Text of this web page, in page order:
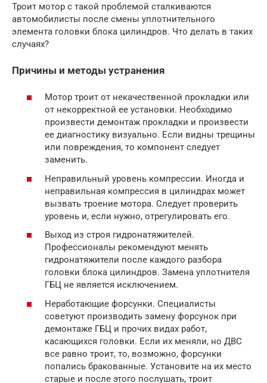
Троит мотор с такой проблемой сталкиваются
автомобилисты после смены уплотнительного
элемента головки блока цилиндров. Что делать в таких
случаях?
Причины и методы устранения
Мотор троит от некачественной прокладки или
от некорректной ее установки. Необходимо
произвести демонтаж прокладки и произвести
ее диагностику визуально. Если видны трещины
или повреждения, то компонент следует
заменить.
Неправильный уровень компрессии. Иногда и
неправильная компрессия в цилиндрах может
вызвать троение мотора. Следует проверить
уровень и, если нужно, отрегулировать его.
Выход из строя гидронатяжителей.
Профессионалы рекомендуют менять
гидронатяжители после каждого разбора
головки блока цилиндров. Замена уплотнителя
ГБЦ не является исключением.
Неработающие форсунки. Специалисты
советуют производить замену форсунок при
демонтаже ГБЦ и прочих видах работ,
касающихся головки. Если их меняли, но ДВС
все равно троит, то, возможно, форсунки
попались бракованные. Установите на их место
старые и после этого послушать, троит